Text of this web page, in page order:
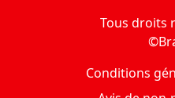
Tous droits
Conditions